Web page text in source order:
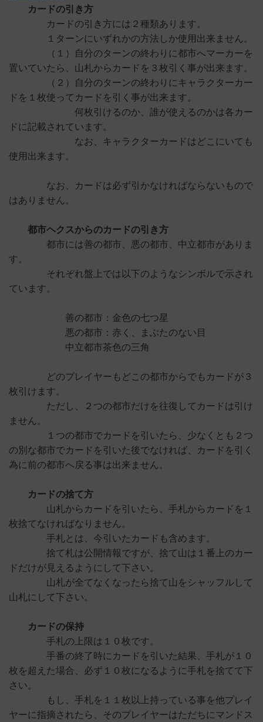
カードの引き方
カードの引き方には２種類あります。
１ターンにいずれかの方法しか使用出来ません。
（１）自分のターンの終わりに都市へマーカーを
置いていたら、山札からカードを３枚引く事が出来ます。
（２）自分のターンの終わりにキャラクターカー
ドを１枚使ってカードを引く事が出来ます。
何枚引けるのか、誰が使えるのかは各カー
ドに記載されています。
なお、キャラクターカードはどこにいても
使用出来ます。
なお、カードは必ず引かなければならないもので
はありません。
都市ヘクスからのカードの引き方
都市には善の都市、悪の都市、中立都市がありま
す。
それぞれ盤上では以下のようなシンボルで示され
ています。
善の都市：金色の七つ星
悪の都市：赤く、まぶたのない目
中立都市茶色の三角
どのプレイヤーもどこの都市からでもカードが３
枚引けます。
ただし、２つの都市だけを往復してカードは引け
ません。
１つの都市でカードを引いたら、少なくとも２つ
の別な都市でカードを引いた後でなければ、カードを引く
為に前の都市へ戻る事は出来ません。
カードの捨て方
山札からカードを引いたら、手札からカードを１
枚捨てなければなりません。
手札とは、今引いたカードも含めます。
捨て札は公開情報ですが、捨て山は１番上のカー
ドだけが見えるようにして下さい。
山札が全てなくなったら捨て山をシャッフルして
山札にして下さい。
カードの保持
手札の上限は１０枚です。
手番の終了時にカードを引いた結果、手札が１０
枚を超えた場合、必ず１０枚になるように手札を捨てて下
さい。
もし、手札を１１枚以上持っている事を他プレイ
ヤーに指摘されたら、そのプレイヤーはただちにマンドス